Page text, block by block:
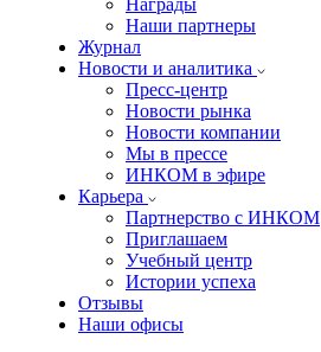
Награды
Наши партнеры
Журнал
Новости и аналитика
Пресс-центр
Новости рынка
Новости компании
Мы в прессе
ИНКОМ в эфире
Карьера
Партнерство с ИНКОМ
Приглашаем
Учебный центр
Истории успеха
Отзывы
Наши офисы